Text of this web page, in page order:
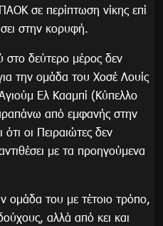
σε περίπτωση νίκης επί
στην κορυφή.
δεύτερο μέρος δεν
την ομάδα του Χοσέ Λουίς
Ελ Κααμπί (Κύπελλο
από εμφανής στην
οι Πειραιώτες δεν
με τα προηγούμενα
ομάδα του με τέτοιο τρόπο,
αλλά από κει και